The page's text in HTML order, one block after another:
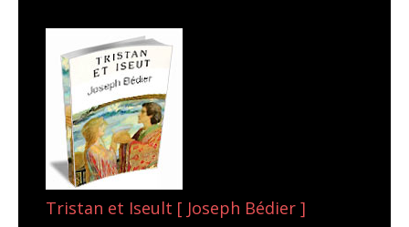
Tristan et Iseult [ Joseph Bédier ]